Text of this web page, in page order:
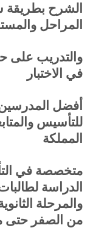
الشرح
المراحل
والتدريب على
في الاختبار
أفضل
للتأسيس
المملكة
متخصصة في
الدراسة
والمرحلة
من الصفر حتى